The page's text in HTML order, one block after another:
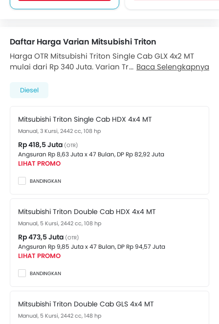
Adjustable Seats
Pengaturan Posisi Stir
Cup Holder - depan
Anti Lock Braking System
Kantong Udara Pengemudi
Airbag Penumpang Depan
Pengingat Pemakaian Sabuk Pengaman
Brake Assist
Crash Sensor
Pelindung Benturan Depan
Spion Tengah Lipat
Engine Immobilizer
Tanki Bahan Bakar Diletakkan di Tengah
Adjustable Headlights
Lampu sein kaca Spion Luar
Odometer Digital
Daftar Harga Varian Mitsubishi Triton
Harga OTR Mitsubishi Triton Single Cab GLX 4x2 MT
mulai dari Rp 340 Juta. Varian Triton Single Cab GLX
mampu menghasilkan tenaga hingga 148 hp dan
transmisi 6-Speed Manual . Cek Varian Lain dari
Mitsubishi Triton. Harga di bawah:
Baca Selengkapnya
Diesel
Mitsubishi Triton Single Cab HDX 4x4 MT
Manual, 3 Kursi, 2442 cc, 108 hp
Rp 418,5 Juta (OTR)
Angsuran Rp 8,63 Juta x 47 Bulan, DP Rp 82,92 Juta
LIHAT PROMO
BANDINGKAN
Mitsubishi Triton Double Cab HDX 4x4 MT
Manual, 5 Kursi, 2442 cc, 108 hp
Rp 473,5 Juta (OTR)
Angsuran Rp 9,85 Juta x 47 Bulan, DP Rp 94,57 Juta
LIHAT PROMO
BANDINGKAN
Mitsubishi Triton Double Cab GLS 4x4 MT
Manual, 5 Kursi, 2442 cc, 148 hp